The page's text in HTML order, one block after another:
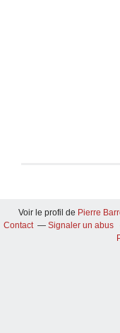
Voir le profil de Pierre
Contact
Signaler un abus